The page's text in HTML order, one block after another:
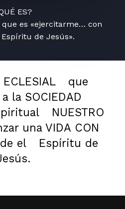
ES?
es «ejercitarme… con
de Jesús».
que
la SOCIEDAD
NUESTRO
una VIDA CON
el
Espíritu de